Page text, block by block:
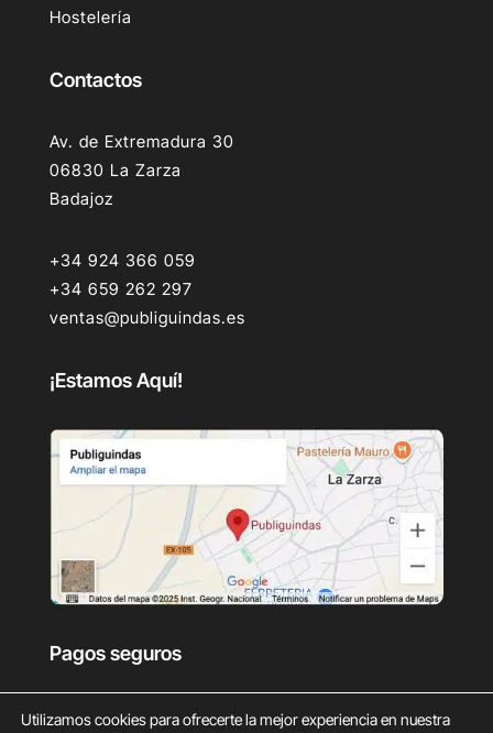
Hostelería
Contactos
Av. de Extremadura 30
06830 La Zarza
Badajoz
+34 924 366 059
+34 659 262 297
ventas@publiguindas.es
¡Estamos Aquí!
Pagos seguros
Utilizamos cookies para ofrecerte la mejor experiencia en nuestra